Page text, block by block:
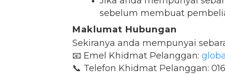
sebelum membuat
Maklumat Hubungan
Sekiranya anda mempunyai
📧 Emel Khidmat Pelanggan:
📞 Telefon Khidmat Pelanggan: